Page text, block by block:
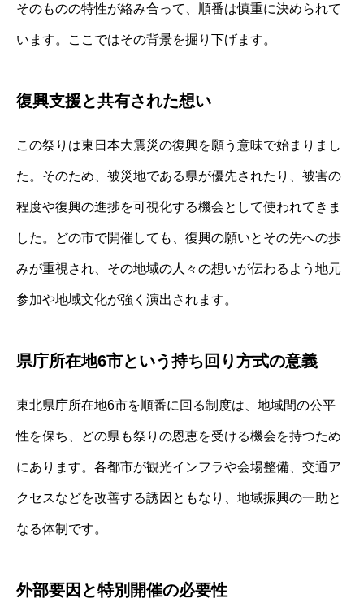
そのものの特性が絡み合って、順番は慎重に決められて
います。ここではその背景を掘り下げます。
復興支援と共有された想い
この祭りは東日本大震災の復興を願う意味で始まりまし
た。そのため、被災地である県が優先されたり、被害の
程度や復興の進捗を可視化する機会として使われてきま
した。どの市で開催しても、復興の願いとその先への歩
みが重視され、その地域の人々の想いが伝わるよう地元
参加や地域文化が強く演出されます。
県庁所在地6市という持ち回り方式の意義
東北県庁所在地6市を順番に回る制度は、地域間の公平
性を保ち、どの県も祭りの恩恵を受ける機会を持つため
にあります。各都市が観光インフラや会場整備、交通ア
クセスなどを改善する誘因ともなり、地域振興の一助と
なる体制です。
外部要因と特別開催の必要性